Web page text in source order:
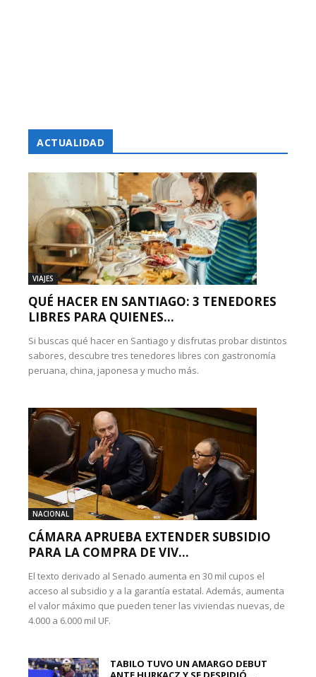
ACTUALIDAD
VIAJES
QUÉ HACER EN SANTIAGO: 3 TENEDORES
LIBRES PARA QUIENES...
Si buscas qué hacer en Santiago y disfrutas probar distintos
sabores, descubre tres tenedores libres con gastronomía
peruana, china, japonesa y mucho más.
NACIONAL
CÁMARA APRUEBA EXTENDER SUBSIDIO
PARA LA COMPRA DE VIV...
El texto derivado al Senado aumenta en 30 mil cupos el
acceso al subsidio y a la garantía estatal. Además, aumenta
el valor máximo que pueden tener las viviendas nuevas, de
4.000 a 6.000 mil UF.
TABILO TUVO UN AMARGO DEBUT